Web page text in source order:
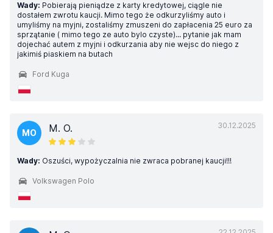
Wady: Pobierają pieniądze z karty kredytowej, ciągle nie
dostałem zwrotu kaucji. Mimo tego że odkurzyliśmy auto i
umyliśmy na myjni, zostaliśmy zmuszeni do zapłacenia 25 euro za
sprzątanie ( mimo tego ze auto bylo czyste)... pytanie jak mam
dojechać autem z myjni i odkurzania aby nie wejsc do niego z
jakimiś piaskiem na butach
Ford Kuga
30.12.2025
MO M. O.
Wady: Oszuści, wypożyczalnia nie zwraca pobranej kaucji!!!
Volkswagen Polo